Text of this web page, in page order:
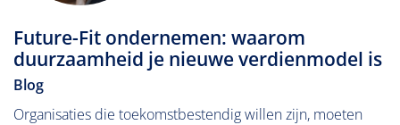
Future-Fit ondernemen: waarom
duurzaamheid je nieuwe verdienmodel is
Blog
Organisaties die toekomstbestendig willen zijn, moeten